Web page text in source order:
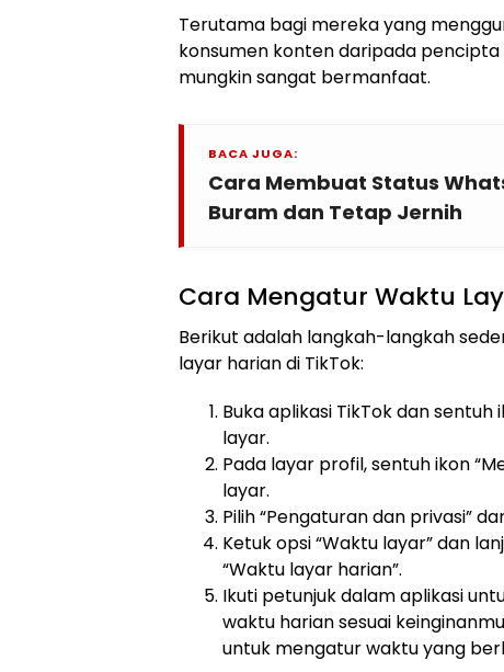
Terutama bagi mereka yang
konsumen konten daripada
mungkin sangat bermanfaat.
BACA JUGA:
Cara Membuat Status
Buram dan Tetap Jernih
Cara Mengatur Waktu
Berikut adalah langkah-langkah
layar harian di TikTok:
Buka aplikasi TikTok dan sentuh
layar.
Pada layar profil, sentuh ikon
layar.
Pilih “Pengaturan dan privasi”
Ketuk opsi “Waktu layar” dan
“Waktu layar harian”.
Ikuti petunjuk dalam aplikasi
waktu harian sesuai
untuk mengatur waktu yang